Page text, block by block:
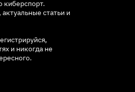
киберспорт.
статьи и
и никогда не